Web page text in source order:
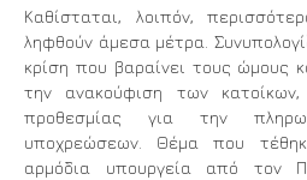
Καθίσταται, λοιπόν,
ληφθούν άμεσα μέτρα.
κρίση που βαραίνει τους ώμους
την ανακούφιση των
προθεσμίας για την
υποχρεώσεων. Θέμα που
αρμόδια υπουργεία από τον